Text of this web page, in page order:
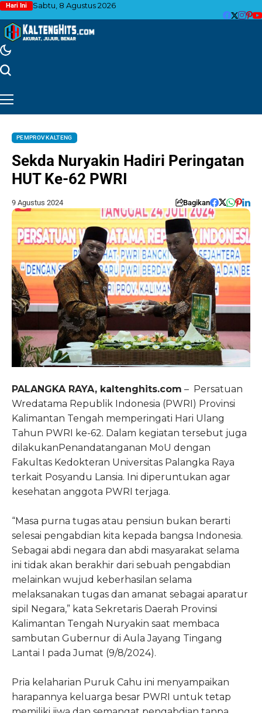
Hari Ini Sabtu, 8 Agustus 2026
PEMPROV KALTENG
Sekda Nuryakin Hadiri Peringatan
HUT Ke-62 PWRI
9 Agustus 2024 Bagikan
PALANGKA RAYA, kaltenghits.com – Persatuan
Wredatama Republik Indonesia (PWRI) Provinsi
Kalimantan Tengah memperingati Hari Ulang
Tahun PWRI ke-62. Dalam kegiatan tersebut juga
dilakukanPenandatanganan MoU dengan
Fakultas Kedokteran Universitas Palangka Raya
terkait Posyandu Lansia. Ini diperuntukan agar
kesehatan anggota PWRI terjaga.
“Masa purna tugas atau pensiun bukan berarti
selesai pengabdian kita kepada bangsa Indonesia.
Sebagai abdi negara dan abdi masyarakat selama
ini tidak akan berakhir dari sebuah pengabdian
melainkan wujud keberhasilan selama
melaksanakan tugas dan amanat sebagai aparatur
sipil Negara,” kata Sekretaris Daerah Provinsi
Kalimantan Tengah Nuryakin saat membaca
sambutan Gubernur di Aula Jayang Tingang
Lantai I pada Jumat (9/8/2024).
Pria kelaharian Puruk Cahu ini menyampaikan
harapannya keluarga besar PWRI untuk tetap